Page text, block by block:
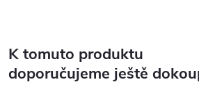
K tomuto produktu
doporučujeme ještě